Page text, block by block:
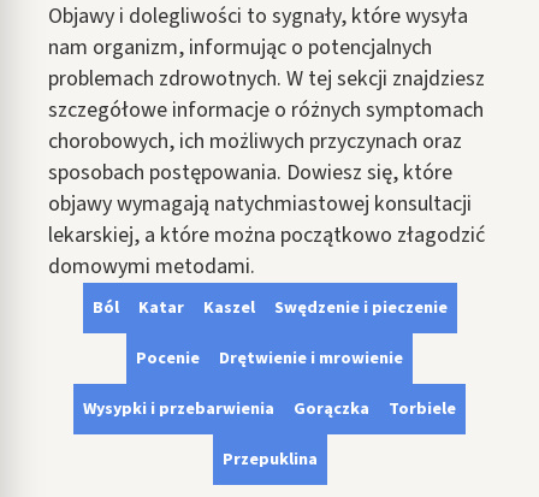
submenu: Sprzęt medyczny
submenu: Intymne
submenu: Wellness
Objawy i dolegliwości to sygnały, które wysyła
nam organizm, informując o potencjalnych
problemach zdrowotnych. W tej sekcji znajdziesz
szczegółowe informacje o różnych symptomach
chorobowych, ich możliwych przyczynach oraz
sposobach postępowania. Dowiesz się, które
objawy wymagają natychmiastowej konsultacji
lekarskiej, a które można początkowo złagodzić
domowymi metodami.
Ból Katar Kaszel Swędzenie i pieczenie
Pocenie Drętwienie i mrowienie
Wysypki i przebarwienia Gorączka Torbiele
Przepuklina